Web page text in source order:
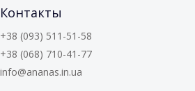
Контакты
+38 (093) 511-51-58
+38 (068) 710-41-77
info@ananas.in.ua